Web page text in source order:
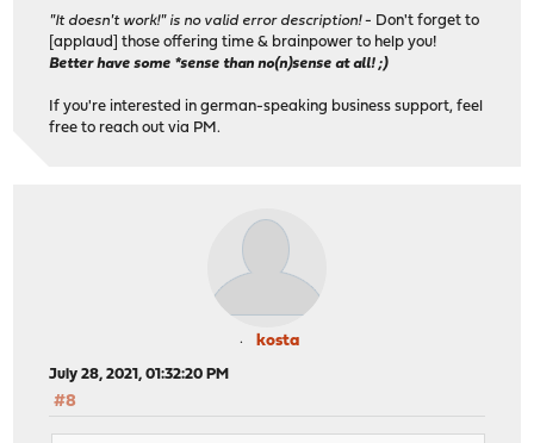
"It doesn't work!" is no valid error description!- Don't forget to
[applaud] those offering time & brainpower to help you!
Better have some *sense than no(n)sense at all! ;)
If you're interested in german-speaking business support, feel
free to reach out via PM.
kosta
July 28, 2021, 01:32:20 PM
#8